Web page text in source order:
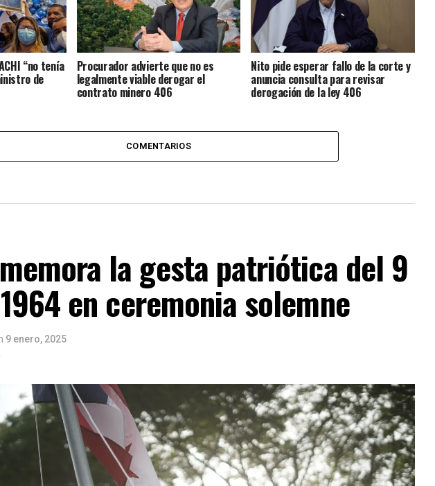
“no tenía
de
Procurador advierte que no es
legalmente viable derogar el
contrato minero 406
Nito pide esperar fallo de la corte y
anuncia consulta para revisar
derogación de la ley 406
COMENTARIOS
la gesta patriótica del 9
en ceremonia solemne
9 enero, 2025